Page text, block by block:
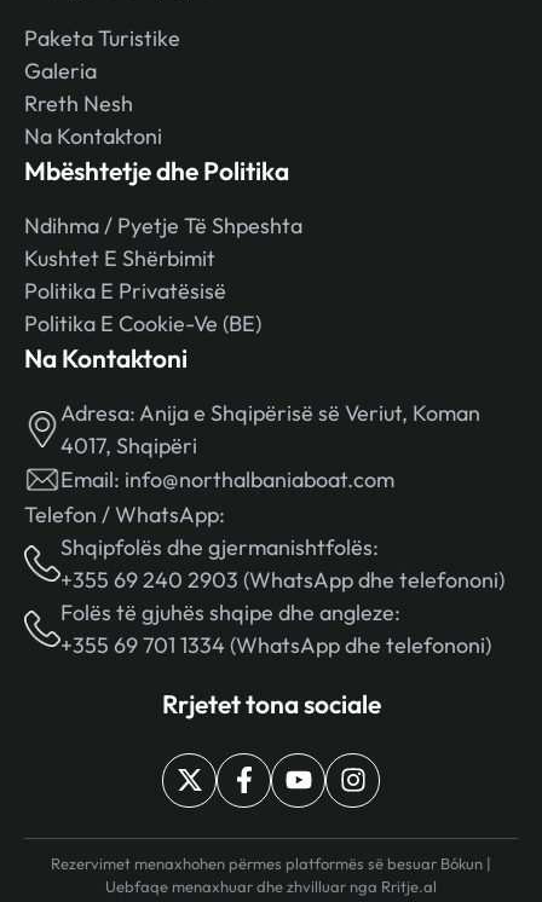
Paketa Turistike
Galeria
Rreth Nesh
Na Kontaktoni
Mbështetje dhe Politika
Ndihma / Pyetje Të Shpeshta
Kushtet E Shërbimit
Politika E Privatësisë
Politika E Cookie-Ve (BE)
Na Kontaktoni
Adresa: Anija e Shqipërisë së Veriut, Koman
4017, Shqipëri
Email: info@northalbaniaboat.com
Telefon / WhatsApp:
Shqipfolës dhe gjermanishtfolës:
+355 69 240 2903 (WhatsApp dhe telefononi)
Folës të gjuhës shqipe dhe angleze:
+355 69 701 1334 (WhatsApp dhe telefononi)
Rrjetet tona sociale
Rezervimet menaxhohen përmes platformës së besuar Bókun |
Uebfaqe menaxhuar dhe zhvilluar nga Rritje.al